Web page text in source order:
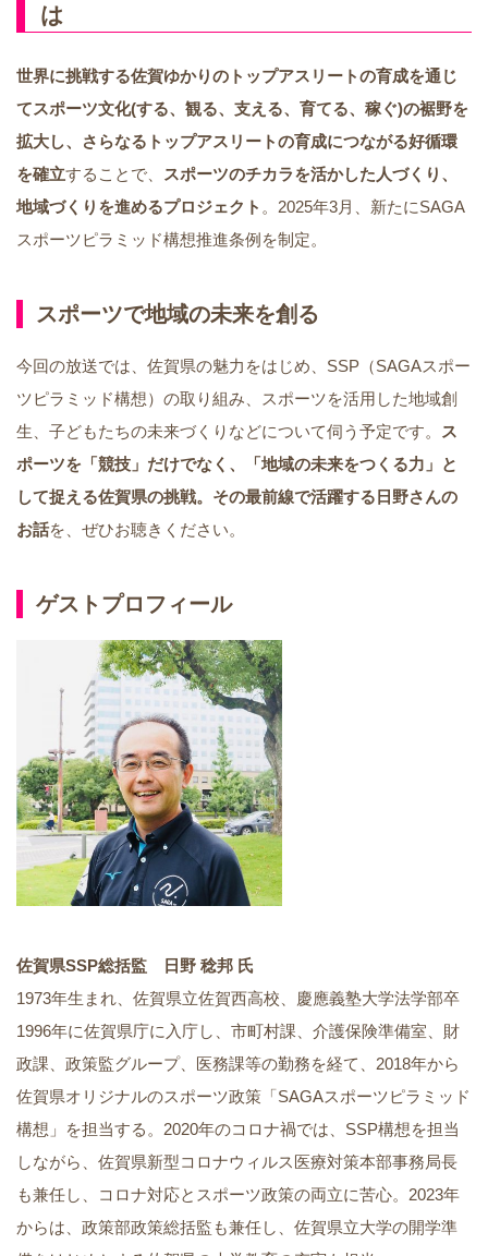
は
世界に挑戦する佐賀ゆかりのトップアスリートの育成を通じ
てスポーツ文化(する、観る、支える、育てる、稼ぐ)の裾野を
拡大し、さらなるトップアスリートの育成につながる好循環
を確立することで、
スポーツのチカラを活かした人づくり、
地域づくりを進めるプロジェクト 。2025年3月、新たにSAGA
スポーツピラミッド構想推進条例を制定。
スポーツで地域の未来を創る
今回の放送では、佐賀県の魅力をはじめ、SSP（SAGAスポー
ツピラミッド構想）の取り組み、スポーツを活用した地域創
生、子どもたちの未来づくりなどについて伺う予定です。
ス
ポーツを「競技」だけでなく、「地域の未来をつくる力」と
して捉える佐賀県の挑戦。その最前線で活躍する日野さんの
お話を、ぜひお聴きください。
ゲストプロフィール
佐賀県SSP総括監 日野 稔邦 氏
1973年生まれ、佐賀県立佐賀西高校、慶應義塾大学法学部卒
1996年に佐賀県庁に入庁し、市町村課、介護保険準備室、財
政課、政策監グループ、医務課等の勤務を経て、2018年から
佐賀県オリジナルのスポーツ政策「SAGAスポーツピラミッド
構想」を担当する。2020年のコロナ禍では、SSP構想を担当
しながら、佐賀県新型コロナウィルス医療対策本部事務局長
も兼任し、コロナ対応とスポーツ政策の両立に苦心。2023年
からは、政策部政策総括監も兼任し、佐賀県立大学の開学準